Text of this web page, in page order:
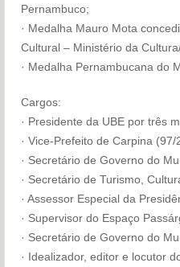
Pernambuco;
· Medalha Mauro Mota
Cultural – Ministério da
· Medalha Pernambucana do
Cargos:
· Presidente da UBE por três
· Vice-Prefeito de Carpina (97/
· Secretário de Governo do
· Secretário de Turismo,
· Assessor Especial da
· Supervisor do Espaço
· Secretário de Governo do
· Idealizador, editor e locutor